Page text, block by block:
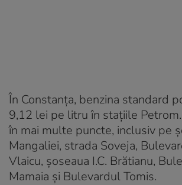
În Constanța, benzina standard
9,12 lei pe litru în stațiile
în mai multe puncte, inclusiv pe
Mangaliei, strada Soveja,
Vlaicu, șoseaua I.C. Brătianu,
Mamaia și Bulevardul Tomis.